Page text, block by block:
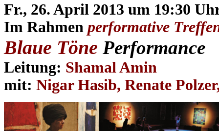
Fr., 26. April 2013 um 19:30
Im Rahmen performative
Blaue Töne Performance
Leitung: Shamal Amin
mit: Nigar Hasib, Renate